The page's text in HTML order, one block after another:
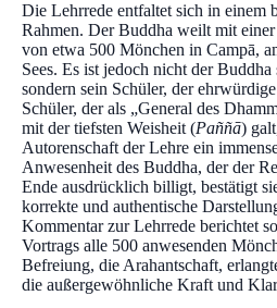
Die Lehrrede entfaltet sich in einem
Rahmen. Der Buddha weilt mit
von etwa 500 Mönchen in Campā,
Sees. Es ist jedoch nicht der Buddha
sondern sein Schüler, der
Schüler, der als „General des
mit der tiefsten Weisheit (Paññā)
Autorenschaft der Lehre ein
Anwesenheit des Buddha, der der
Ende ausdrücklich billigt, bestätigt
korrekte und authentische
Kommentar zur Lehrrede berichtet
Vortrags alle 500 anwesenden
Befreiung, die Arahantschaft,
die außergewöhnliche Kraft und